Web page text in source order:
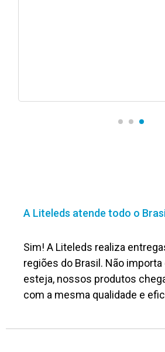
A Liteleds atende todo o
Sim! A Liteleds realiza
regiões do Brasil. Não
esteja, nossos produtos
com a mesma qualidade e